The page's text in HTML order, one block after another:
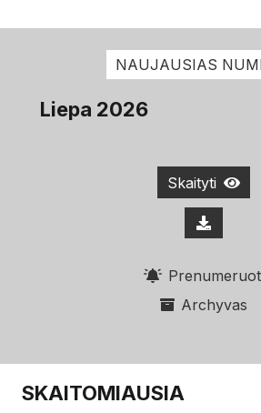
NAUJAUSIAS
Liepa 2026
Skaityti
Archyvas
SKAITOMIAUSIA